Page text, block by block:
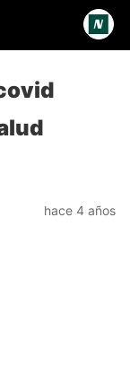
hace 4 años